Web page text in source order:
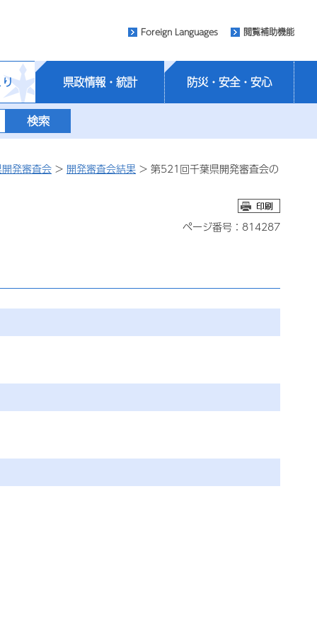
Foreign Languages 閲覧補助機能
県政情報・統計 防災・安全・安心
発審査会 > 開発審査会結果 > 第521回千葉県開発審査会の
ページ番号：814287